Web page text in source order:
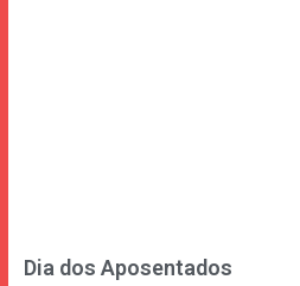
Dia dos Aposentados